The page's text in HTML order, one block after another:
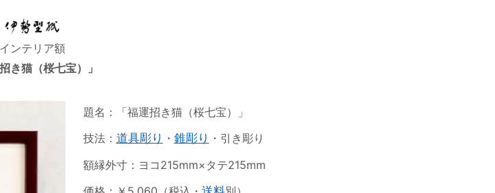
インテリア額
き猫（桜七宝）」
題名：「福運招き猫（桜七宝）」
技法： 道具彫り ・ 錐彫り ・引き彫り
額縁外寸：ヨコ215mm×タテ215mm